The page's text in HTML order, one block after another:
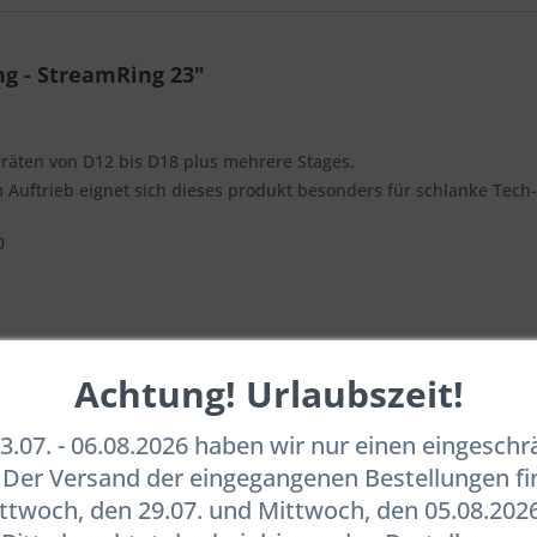
- StreamRing 23"
von D12 bis D18 plus mehrere Stages.
eignet sich dieses produkt besonders für schlanke
und Schnellablass, stabilerer Faltenschlauch, einfacher zu
Achtung! Urlaubszeit!
- 06.08.2026 haben wir nur einen
Der Versand der eingegangenen Bestellungen
den 29.07. und Mittwoch, den